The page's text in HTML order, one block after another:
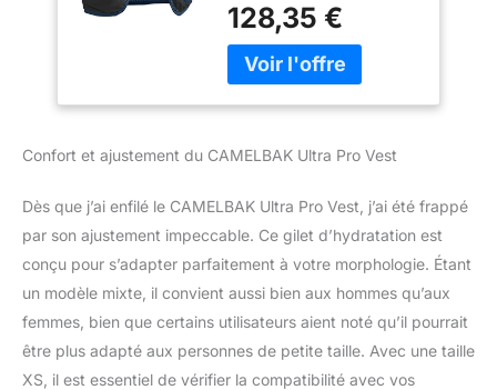
de respirabilité. Pochette
pour téléphone portable
sécurisée - bien située
au sternum réglables -
réglages pour un
ajustement personnalisé
et une stabilité accrue
extensible - permet de
ranger rapidement un
vêtement ou une
protection contre la pluie
128,35 €
Confort et ajustement du CAMELBAK Ultra Pro Vest
Dès que j’ai enfilé le CAMELBAK Ultra Pro Vest, j’ai été frappé
par son ajustement impeccable. Ce gilet d’hydratation est
conçu pour s’adapter parfaitement à votre morphologie. Étant
un modèle mixte, il convient aussi bien aux hommes qu’aux
femmes, bien que certains utilisateurs aient noté qu’il pourrait
être plus adapté aux personnes de petite taille. Avec une taille
XS, il est essentiel de vérifier la compatibilité avec vos